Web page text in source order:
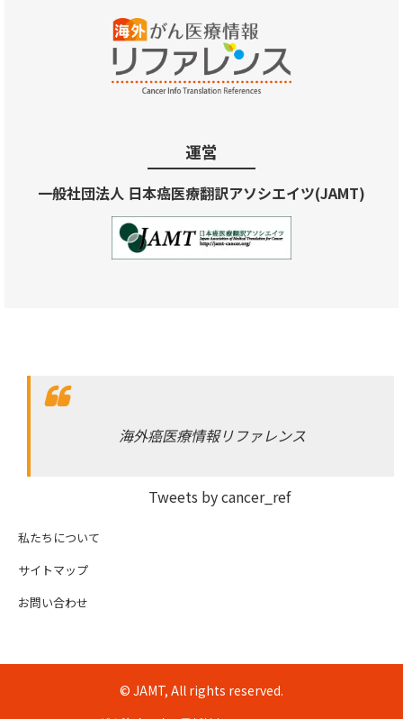
運営
一般社団法人 日本癌医療翻訳アソシエイツ(JAMT)
海外癌医療情報リファレンス
Tweets by cancer_ref
私たちについて
サイトマップ
お問い合わせ
© JAMT, All rights reserved.